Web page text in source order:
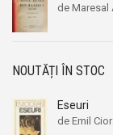
de Maresal
NOUTĂȚI ÎN STOC
Eseuri
de Emil